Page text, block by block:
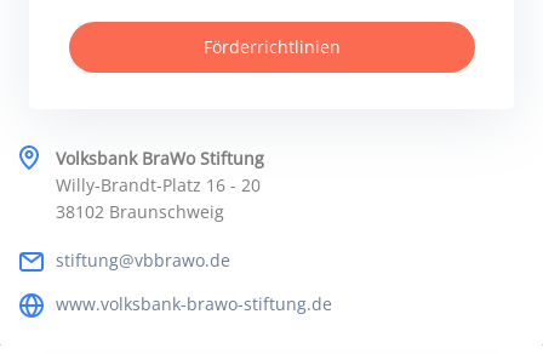
Volksbank BraWo Stiftung
Willy-Brandt-Platz 16 - 20
38102 Braunschweig
stiftung@vbbrawo.de
www.volksbank-brawo-stiftung.de
Förderrichtlinien